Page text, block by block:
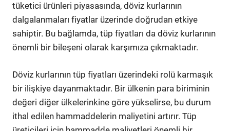
tüketici ürünleri piyasasında, döviz kurlarının
dalgalanmaları fiyatlar üzerinde doğrudan etkiye
sahiptir. Bu bağlamda, tüp fiyatları da döviz kurlarının
önemli bir bileşeni olarak karşımıza çıkmaktadır.
Döviz kurlarının tüp fiyatları üzerindeki rolü karmaşık
bir ilişkiye dayanmaktadır. Bir ülkenin para biriminin
değeri diğer ülkelerinkine göre yükselirse, bu durum
ithal edilen hammaddelerin maliyetini artırır. Tüp